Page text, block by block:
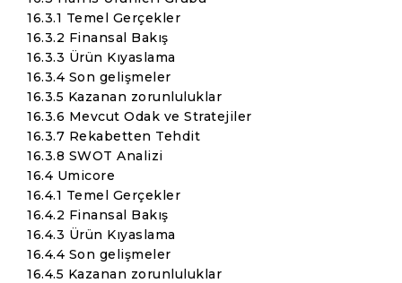
16.3.1 Temel Gerçekler
16.3.2 Finansal Bakış
16.3.3 Ürün Kıyaslama
16.3.4 Son gelişmeler
16.3.5 Kazanan zorunluluklar
16.3.6 Mevcut Odak ve Stratejiler
16.3.7 Rekabetten Tehdit
16.3.8 SWOT Analizi
16.4 Umicore
16.4.1 Temel Gerçekler
16.4.2 Finansal Bakış
16.4.3 Ürün Kıyaslama
16.4.4 Son gelişmeler
16.4.5 Kazanan zorunluluklar